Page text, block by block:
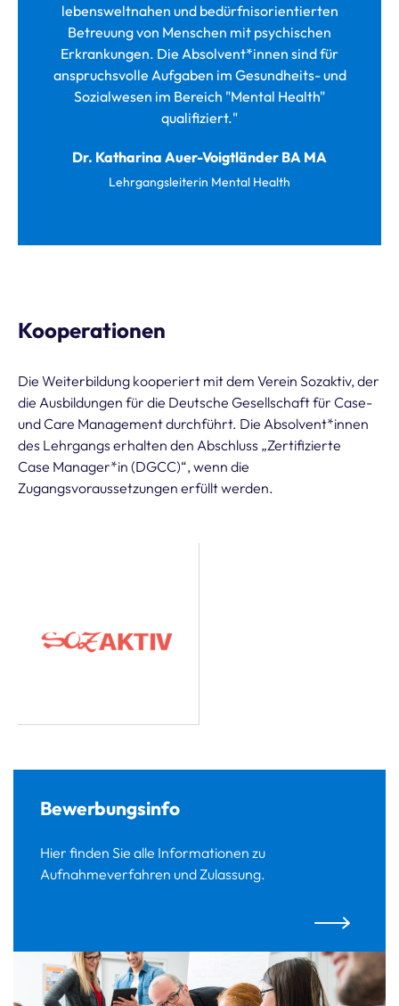
lebensweltnahen und bedürfnisorientierten
Betreuung von Menschen mit psychischen
Erkrankungen. Die Absolvent*innen sind für
anspruchsvolle Aufgaben im Gesundheits- und
Sozialwesen im Bereich "Mental Health"
qualifiziert."
Dr. Katharina Auer-Voigtländer BA MA
Lehrgangsleiterin Mental Health
Kooperationen
Die Weiterbildung kooperiert mit dem Verein Sozaktiv, der
die Ausbildungen für die Deutsche Gesellschaft für Case-
und Care Management durchführt. Die Absolvent*innen
des Lehrgangs erhalten den Abschluss „Zertifizierte
Case Manager*in (DGCC)“, wenn die
Zugangsvoraussetzungen erfüllt werden.
Bewerbungsinfo
Hier finden Sie alle Informationen zu
Aufnahmeverfahren und Zulassung.